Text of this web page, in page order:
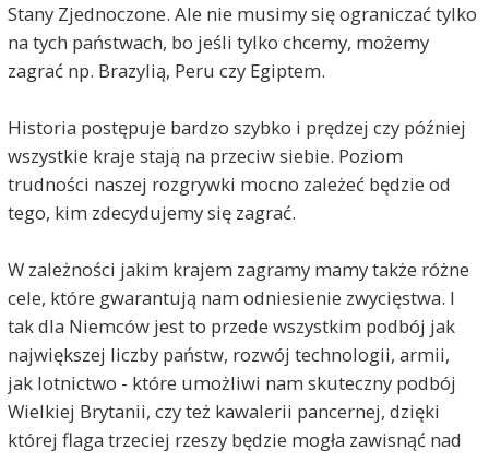
Stany Zjednoczone. Ale nie musimy się ograniczać tylko
na tych państwach, bo jeśli tylko chcemy, możemy
zagrać np. Brazylią, Peru czy Egiptem.
Historia postępuje bardzo szybko i prędzej czy później
wszystkie kraje stają na przeciw siebie. Poziom
trudności naszej rozgrywki mocno zależeć będzie od
tego, kim zdecydujemy się zagrać.
W zależności jakim krajem zagramy mamy także różne
cele, które gwarantują nam odniesienie zwycięstwa. I
tak dla Niemców jest to przede wszystkim podbój jak
największej liczby państw, rozwój technologii, armii,
jak lotnictwo - które umożliwi nam skuteczny podbój
Wielkiej Brytanii, czy też kawalerii pancernej, dzięki
której flaga trzeciej rzeszy będzie mogła zawisnąć nad